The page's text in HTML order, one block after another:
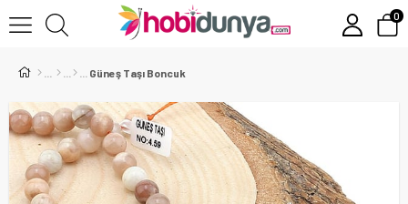
0
Güneş Taşı Boncuk